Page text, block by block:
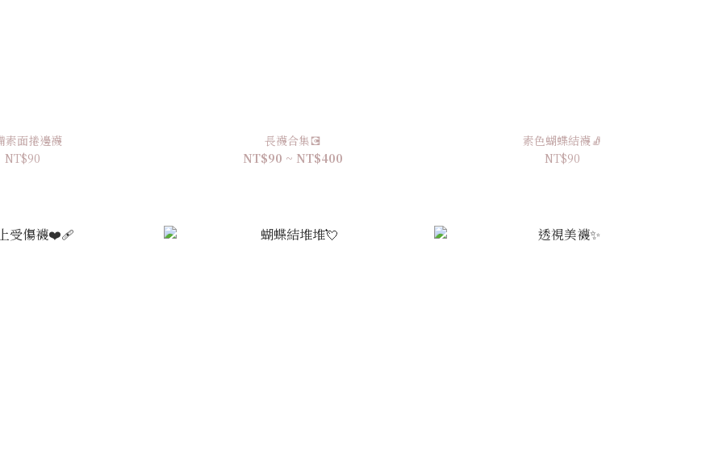
素面捲邊襪
NT$90
長襪合集💽
NT$90 ~ NT$400
素色蝴蝶結襪🧦
NT$90